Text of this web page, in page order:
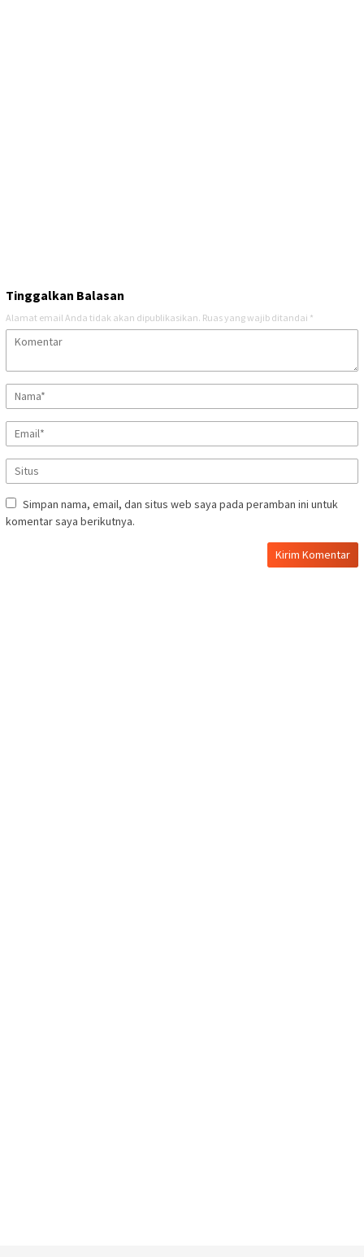
Tinggalkan Balasan
Alamat email Anda tidak akan dipublikasikan. Ruas yang wajib ditandai *
Simpan nama, email, dan situs web saya pada peramban ini untuk
komentar saya berikutnya.